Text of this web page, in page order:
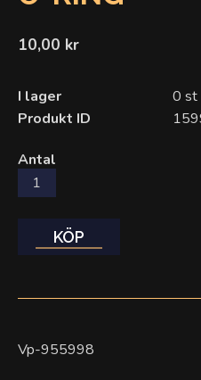
10,00 kr
I lager
0 st
Produkt ID
Antal
KÖP
Vp-955998